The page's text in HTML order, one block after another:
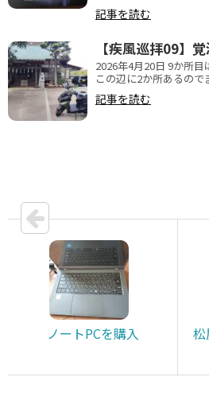
記事を読む
【疾風巡拝09】
2026年4月20日 9か所目
この辺に2か所あるので
記事を読む
ノートPCを購入